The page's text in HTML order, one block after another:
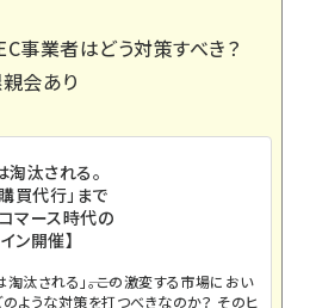
事業者はどう対策すべき？
会あり
汰される。
買代行」まで
コマース時代の
ン開催】
汰される」――。この激変する市場におい
のような対策を打つべきなのか？ そのヒ